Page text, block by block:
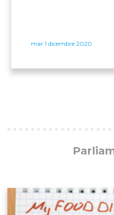
mar 1 dicembre 2020